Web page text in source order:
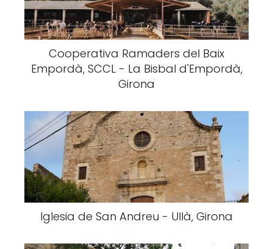
Cooperativa Ramaders del Baix
Empordà, SCCL - La Bisbal d'Empordà,
Girona
Iglesia de San Andreu - Ullà, Girona